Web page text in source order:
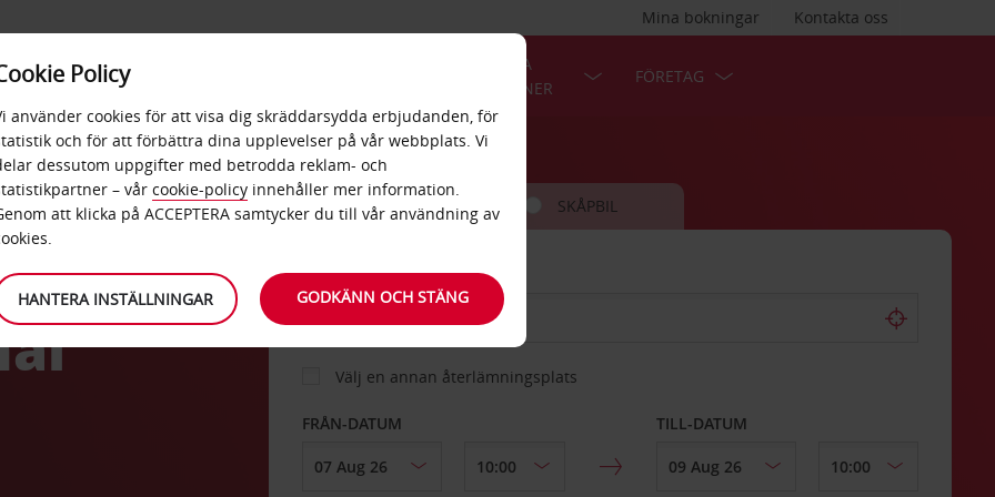
Kontakta oss
Mina bokningar
ERBJUDANDEN
POPULÄRA
DESTINATIONER
FÖRETAG
BIL SKÅPBIL
HÄMTA FRÅN
Välj en annan återlämningsplats
FRÅN-DATUM TILL-DATUM
Policy
använder cookies för att visa dig skräddarsydda erbjudanden, för
och för att förbättra dina upplevelser på vår webbplats. Vi
dessutom uppgifter med betrodda reklam- och
– vår cookie-policy innehåller mer information.
att klicka på ACCEPTERA samtycker du till vår användning av
HANTERA INSTÄLLNINGAR GODKÄNN OCH STÄNG